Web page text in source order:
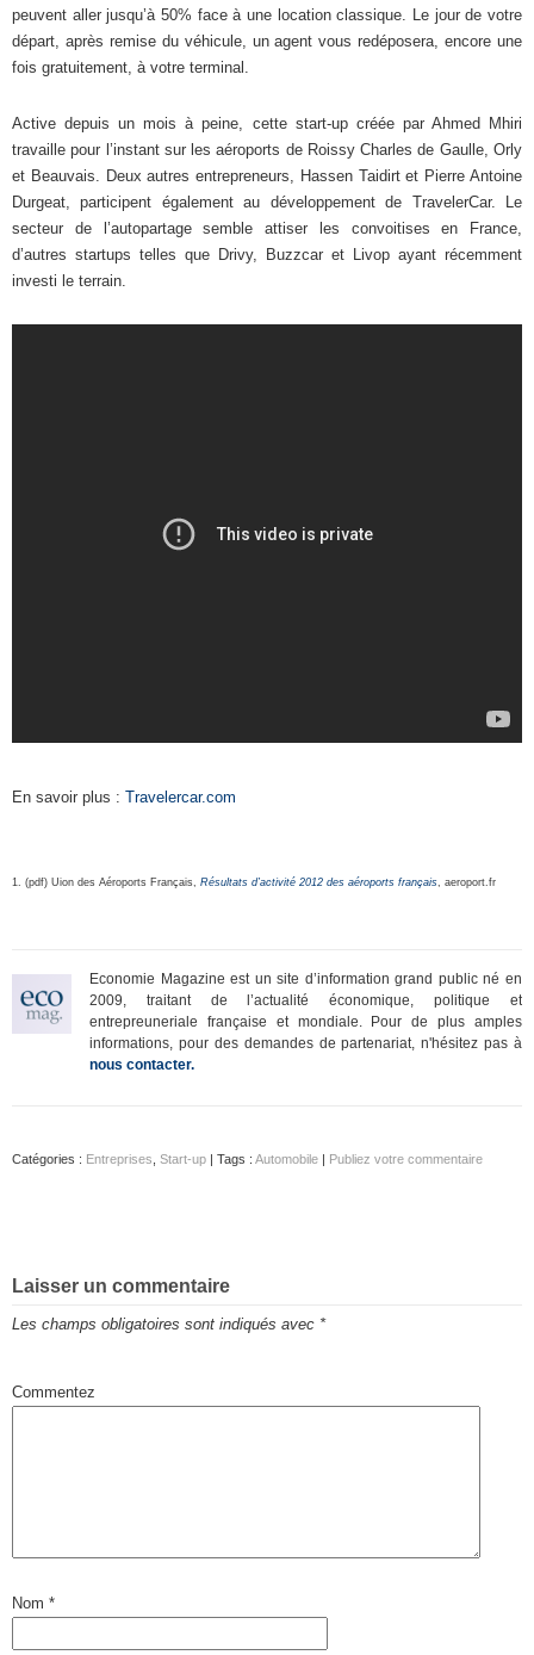
peuvent aller jusqu’à 50% face à une location classique. Le jour de votre
départ, après remise du véhicule, un agent vous redéposera, encore une
fois gratuitement, à votre terminal.
Active depuis un mois à peine, cette start-up créée par Ahmed Mhiri
travaille pour l’instant sur les aéroports de Roissy Charles de Gaulle, Orly
et Beauvais. Deux autres entrepreneurs, Hassen Taidirt et Pierre Antoine
Durgeat, participent également au développement de TravelerCar. Le
secteur de l’autopartage semble attiser les convoitises en France,
d’autres startups telles que Drivy, Buzzcar et Livop ayant récemment
investi le terrain.
En savoir plus : Travelercar.com
1. (pdf) Uion des Aéroports Français, Résultats d’activité 2012 des aéroports français, aeroport.fr
Economie Magazine est un site d’information grand public né en
2009, traitant de l’actualité économique, politique et
entrepreuneriale française et mondiale. Pour de plus amples
informations, pour des demandes de partenariat, n'hésitez pas à
nous contacter.
Catégories : Entreprises Start-up | Tags : Automobile Publiez votre commentaire
Laisser un commentaire
Les champs obligatoires sont indiqués avec *
Commentez
Nom *